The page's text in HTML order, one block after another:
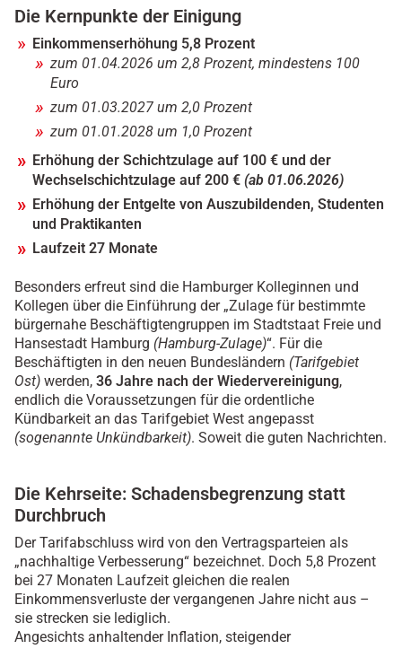
Die Kernpunkte der Einigung
Einkommenserhöhung 5,8 Prozent
zum 01.04.2026 um 2,8 Prozent, mindestens 100
Euro
zum 01.03.2027 um 2,0 Prozent
zum 01.01.2028 um 1,0 Prozent
Erhöhung der Schichtzulage auf 100 € und der
Wechselschichtzulage auf 200 € (ab 01.06.2026)
Erhöhung der Entgelte von Auszubildenden, Studenten
und Praktikanten
Laufzeit 27 Monate
Besonders erfreut sind die Hamburger Kolleginnen und
Kollegen über die Einführung der „Zulage für bestimmte
bürgernahe Beschäftigtengruppen im Stadtstaat Freie und
Hansestadt Hamburg (Hamburg-Zulage)“. Für die
Beschäftigten in den neuen Bundesländern (Tarifgebiet
Ost) werden, 36 Jahre nach der Wiedervereinigung,
endlich die Voraussetzungen für die ordentliche
Kündbarkeit an das Tarifgebiet West angepasst
(sogenannte Unkündbarkeit). Soweit die guten Nachrichten.
Die Kehrseite: Schadensbegrenzung statt
Durchbruch
Der Tarifabschluss wird von den Vertragsparteien als
„nachhaltige Verbesserung“ bezeichnet. Doch 5,8 Prozent
bei 27 Monaten Laufzeit gleichen die realen
Einkommensverluste der vergangenen Jahre nicht aus –
sie strecken sie lediglich.
Angesichts anhaltender Inflation, steigender